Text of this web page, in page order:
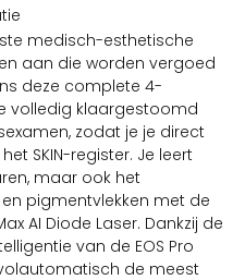
medisch-esthetische
aan die worden vergoed
deze complete 4-
volledig klaargestoomd
zodat je je direct
SKIN-register. Je leert
maar ook het
pigmentvlekken met de
AI Diode Laser. Dankzij de
van de EOS Pro
de meest